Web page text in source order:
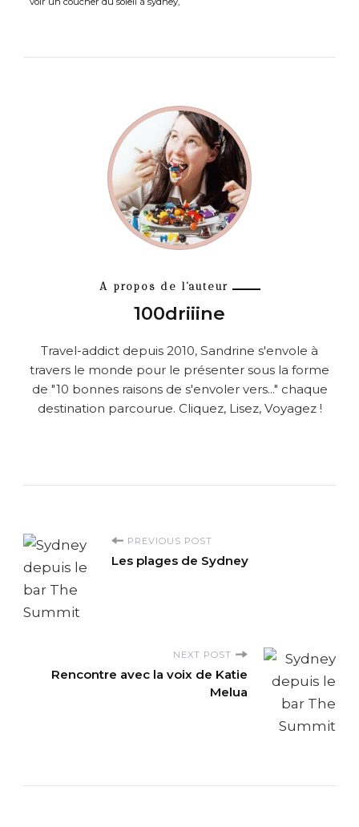
A propos de l'auteur
100driiine
Travel-addict depuis 2010, Sandrine s'envole à
travers le monde pour le présenter sous la forme
de "10 bonnes raisons de s'envoler vers..." chaque
destination parcourue. Cliquez, Lisez, Voyagez !
P
o
s
PREVIOUS POST
Les plages de Sydney
NEXT POST
Rencontre avec la voix de Katie
Melua